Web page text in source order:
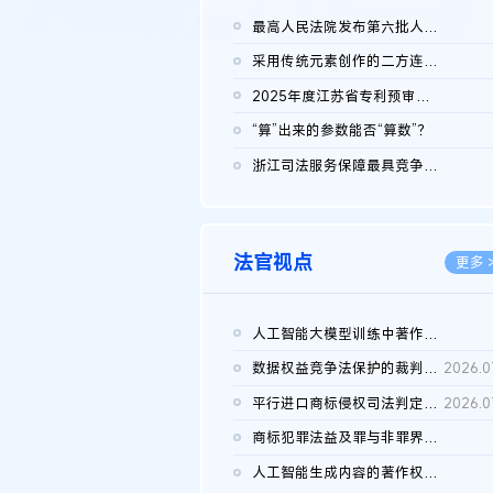
最高人民法院发布第六批人民法院种业知识产权司法保护典型案例 含...
采用传统元素创作的二方连续装饰图案作品的独创性及侵权对比认定
2025年度江苏省专利预审典型案例
“算”出来的参数能否“算数”？
浙江司法服务保障最具竞争力营商环境建设典型案例（第二批）含侵...
法官视点 更多
人工智能大模型训练中著作权的合理使用
数据权益竞争法保护的裁判路径构建
平行进口商标侵权司法判定规则的困境与纾解
商标犯罪法益及罪与非罪界限研究
人工智能生成内容的著作权司法认定：演进逻辑、现实困境与规则建...